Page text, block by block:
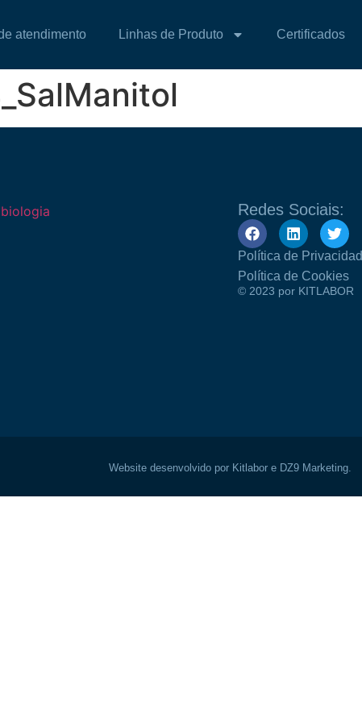
atendimento Linhas de Produto Certificados
Redes Sociais:
Política de
Política de Cookies
© 2023 por KITLABOR
Website desenvolvido por Kitlabor e DZ9 Marketing.